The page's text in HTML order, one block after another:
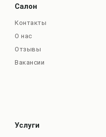
Салон
Контакты
О нас
Отзывы
Вакансии
Услуги